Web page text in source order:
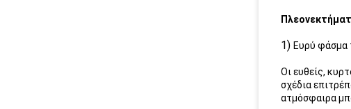
1) Ευρύ φάσμα
Οι ευθείς,
σχέδια
ατμόσφαιρα